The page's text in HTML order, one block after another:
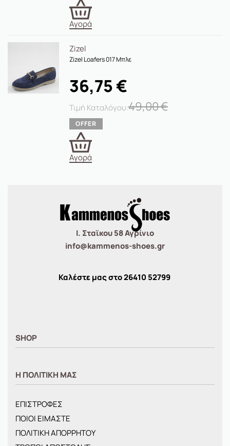
Αγορά
Zizel
Zizel Loafers 017 Μπλε
49,00€
36,75€
Αγορά
Ι. Σταϊκου 58 Αγρίνιο
info@kammenos-shoes.gr
Καλέστε μας στο26410 52799
SHOP
ΓΥΝΑΙΚΕΙΑ
BRANDS
ΝΕΕΣ ΑΦΙΞΕΙΣ
OFFERS
Η ΠΟΛΙΤΙΚΗ ΜΑΣ
ΕΠΙΣΤΡΟΦΕΣ
ΠΟΙΟΙ ΕΙΜΑΣΤΕ
ΠΟΛΙΤΙΚΗ ΑΠΟΡΡΗΤΟΥ